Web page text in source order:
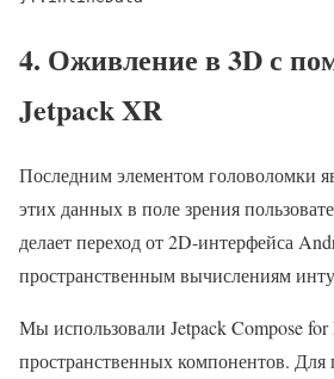
4. Оживление в 3D с
Jetpack XR
Последним элементом головоломки
этих данных в поле зрения
делает переход от 2D-интерфейса
пространственным вычислениям
Мы использовали Jetpack Compose for
пространственных компонентов. Для